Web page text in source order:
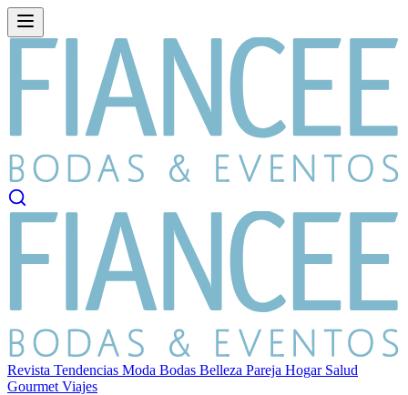
Revista Tendencias Moda Bodas Belleza Pareja Hogar Salud
Gourmet Viajes